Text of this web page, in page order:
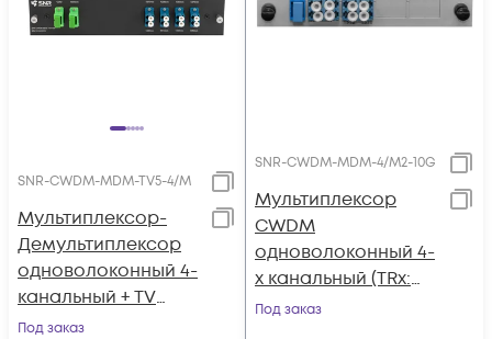
SNR-CWDM-MDM-TV5-4/M
Мультиплексор-
Демультиплексор
одноволоконный 4-
канальный + TV
канал 1550нм
Под заказ
SNR-CWDM-MDM-4/M2-10G
Мультиплексор
CWDM
одноволоконный 4-
х канальный (TRx:
1270, 1290, 1310, 1330,
Под заказ